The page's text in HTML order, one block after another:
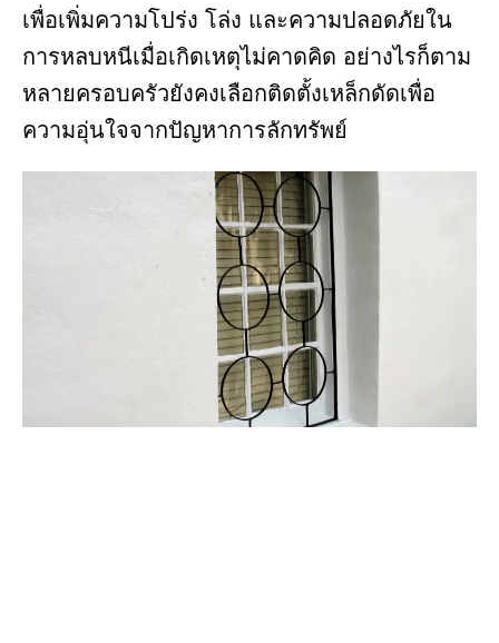
เพื่อเพิ่มความโปร่ง โล่ง และความปลอดภัยใน
การหลบหนีเมื่อเกิดเหตุไม่คาดคิด อย่างไรก็ตาม
หลายครอบครัวยังคงเลือกติดตั้งเหล็กดัดเพื่อ
ความอุ่นใจจากปัญหาการลักทรัพย์